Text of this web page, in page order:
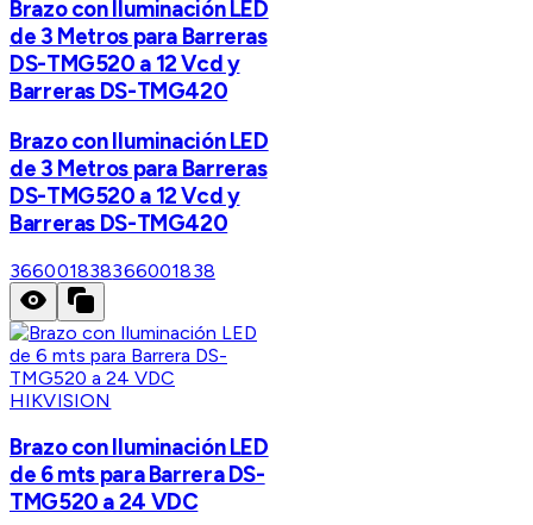
Brazo con Iluminación LED
de 3 Metros para Barreras
DS-TMG520 a 12 Vcd y
Barreras DS-TMG420
Brazo con Iluminación LED
de 3 Metros para Barreras
DS-TMG520 a 12 Vcd y
Barreras DS-TMG420
366001838366001838
HIKVISION
Brazo con Iluminación LED
de 6 mts para Barrera DS-
TMG520 a 24 VDC